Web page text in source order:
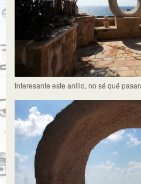
Interesante este anillo, no sé qué